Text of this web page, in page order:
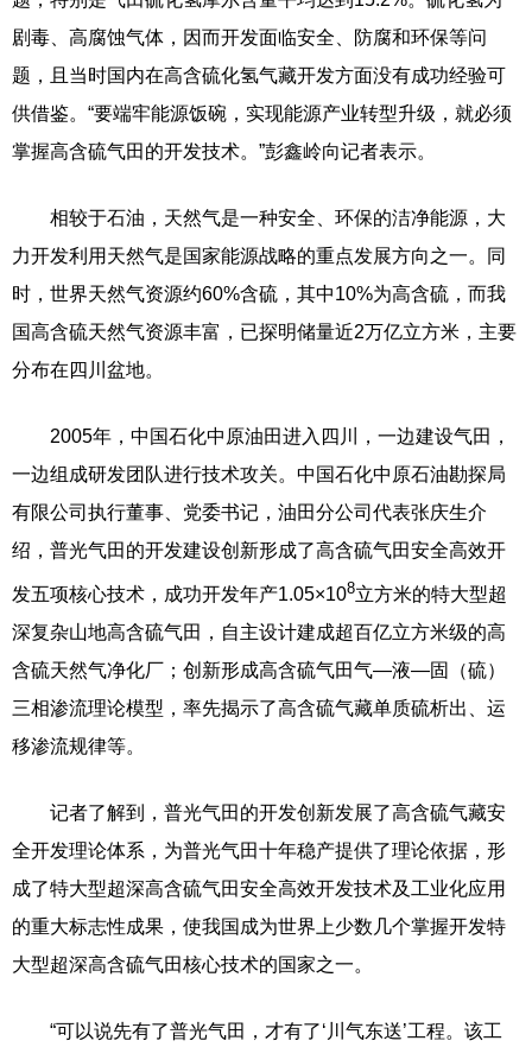
剧毒、高腐蚀气体，因而开发面临安全、防腐和环保等问
题，且当时国内在高含硫化氢气藏开发方面没有成功经验可
供借鉴。“要端牢能源饭碗，实现能源产业转型升级，就必须
掌握高含硫气田的开发技术。”彭鑫岭向记者表示。
相较于石油，天然气是一种安全、环保的洁净能源，大
力开发利用天然气是国家能源战略的重点发展方向之一。同
时，世界天然气资源约60%含硫，其中10%为高含硫，而我
国高含硫天然气资源丰富，已探明储量近2万亿立方米，主要
分布在四川盆地。
2005年，中国石化中原油田进入四川，一边建设气田，
一边组成研发团队进行技术攻关。中国石化中原石油勘探局
有限公司执行董事、党委书记，油田分公司代表张庆生介
绍，普光气田的开发建设创新形成了高含硫气田安全高效开
发五项核心技术，成功开发年产1.05×108立方米的特大型超
深复杂山地高含硫气田，自主设计建成超百亿立方米级的高
含硫天然气净化厂；创新形成高含硫气田气—液—固（硫）
三相渗流理论模型，率先揭示了高含硫气藏单质硫析出、运
移渗流规律等。
记者了解到，普光气田的开发创新发展了高含硫气藏安
全开发理论体系，为普光气田十年稳产提供了理论依据，形
成了特大型超深高含硫气田安全高效开发技术及工业化应用
的重大标志性成果，使我国成为世界上少数几个掌握开发特
大型超深高含硫气田核心技术的国家之一。
“可以说先有了普光气田，才有了‘川气东送’工程。该工